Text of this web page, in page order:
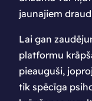
jaunajiem
Lai gan
platformu
pieauguši,
tik spēcīga